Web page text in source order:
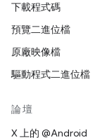
下載程式碼
預覽二進位檔
原廠映像檔
驅動程式二進位檔
論壇
X 上的 @Android